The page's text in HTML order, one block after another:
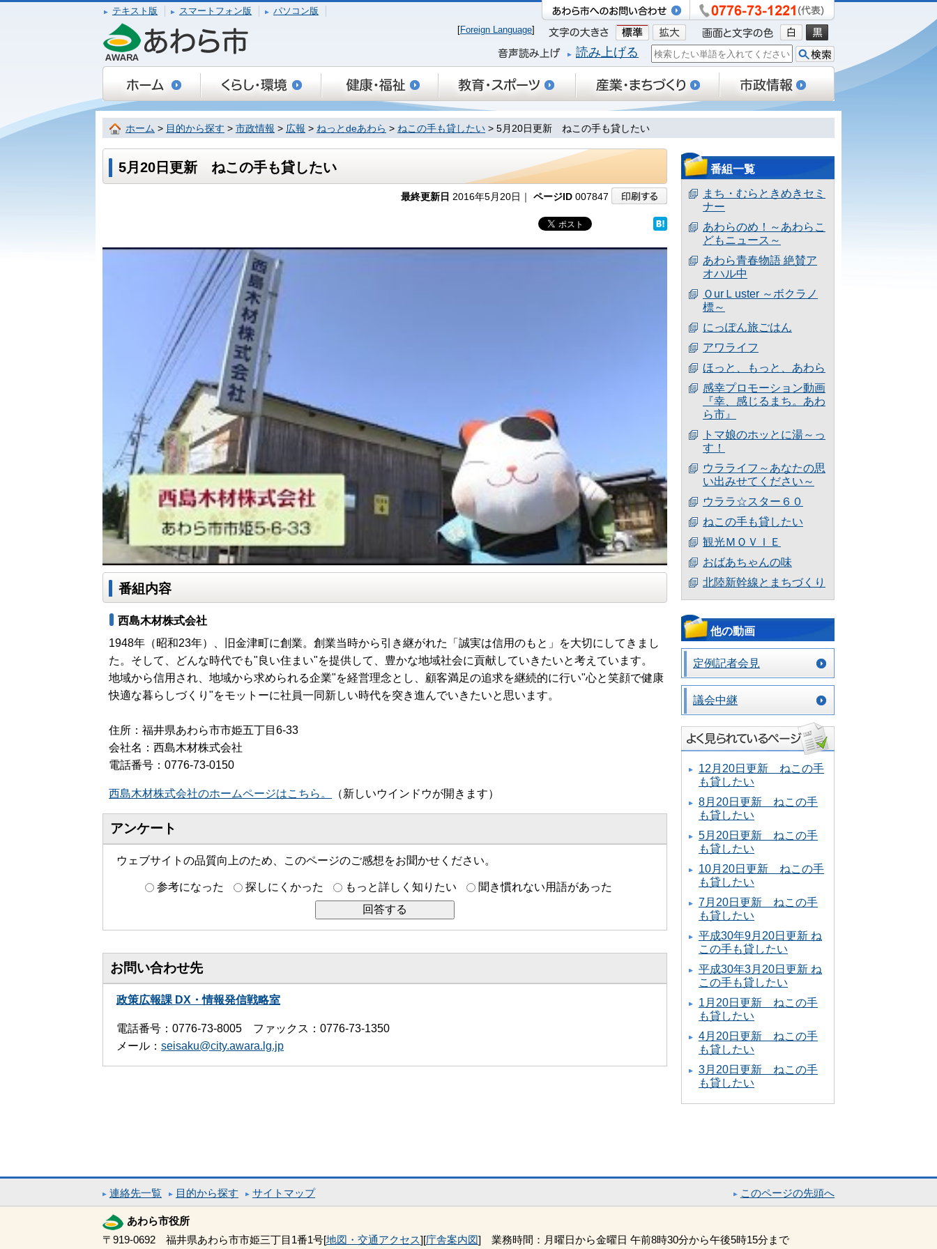
テキスト版 スマートフォン版
パソコン版
[Foreign Language]
読み上げる
ホーム > 目的から探す > 市政情報 > 広報 > ねっとdeあわら > ねこの手も貸したい > 5月20日更新 ねこの手も貸したい
5月20日更新 ねこの手も貸したい
最終更新日 2016年5月20日｜ ページID 007847
番組内容
西島木材株式会社
1948年（昭和23年）、旧金津町に創業。創業当時から引き継がれた「誠実は信用のもと」を大切にしてきまし
た。そして、どんな時代でも"良い住まい"を提供して、豊かな地域社会に貢献していきたいと考えています。
地域から信用され、地域から求められる企業"を経営理念とし、顧客満足の追求を継続的に行い"心と笑顔で健康
快適な暮らしづくり"をモットーに社員一同新しい時代を突き進んでいきたいと思います。
住所：福井県あわら市市姫五丁目6-33
会社名：西島木材株式会社
電話番号：0776-73-0150
西島木材株式会社のホームページはこちら。 （新しいウインドウが開きます）
アンケート
ウェブサイトの品質向上のため、このページのご感想をお聞かせください。
参考になった 探しにくかった もっと詳しく知りたい 聞き慣れない用語があった
お問い合わせ先
政策広報課 DX・情報発信戦略室
電話番号：0776-73-8005 ファックス：0776-73-1350
メール： seisaku@city.awara.lg.jp
番組一覧
まち・むらときめきセミ
ナー
あわらのめ！～あわらこ
どもニュース～
あわら青春物語 絶賛ア
オハル中
ＯurＬuster ～ボクラノ
標～
にっぽん旅ごはん
アワライフ
ほっと、もっと、あわら
感幸プロモーション動画
『幸、感じるまち。あわ
ら市』
トマ娘のホッとに湯～っ
す！
ウラライフ～あなたの思
い出みせてください～
ウララ☆スター６０
ねこの手も貸したい
観光ＭＯＶＩＥ
おばあちゃんの味
北陸新幹線とまちづくり
他の動画
定例記者会見
議会中継
12月20日更新 ねこの手
も貸したい
8月20日更新 ねこの手
も貸したい
5月20日更新 ねこの手
も貸したい
10月20日更新 ねこの手
も貸したい
7月20日更新 ねこの手
も貸したい
平成30年9月20日更新 ね
この手も貸したい
平成30年3月20日更新 ね
この手も貸したい
1月20日更新 ねこの手
も貸したい
4月20日更新 ねこの手
も貸したい
3月20日更新 ねこの手
も貸したい
連絡先一覧 目的から探す サイトマップ このページの先頭へ
あわら市役所
〒919-0692 福井県あわら市市姫三丁目1番1号[地図・交通アクセス][庁舎案内図] 業務時間：月曜日から金曜日 午前8時30分から午後5時15分まで